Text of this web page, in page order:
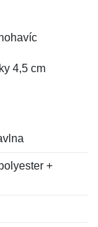
4,5 cm
+